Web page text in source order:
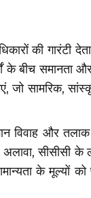
की गारंटी
के बीच समानता
जो सामरिक,
विवाह और
सीसीसी के
के मूल्यों को